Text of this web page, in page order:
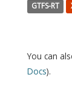
GTFS-RT
You can
Docs).